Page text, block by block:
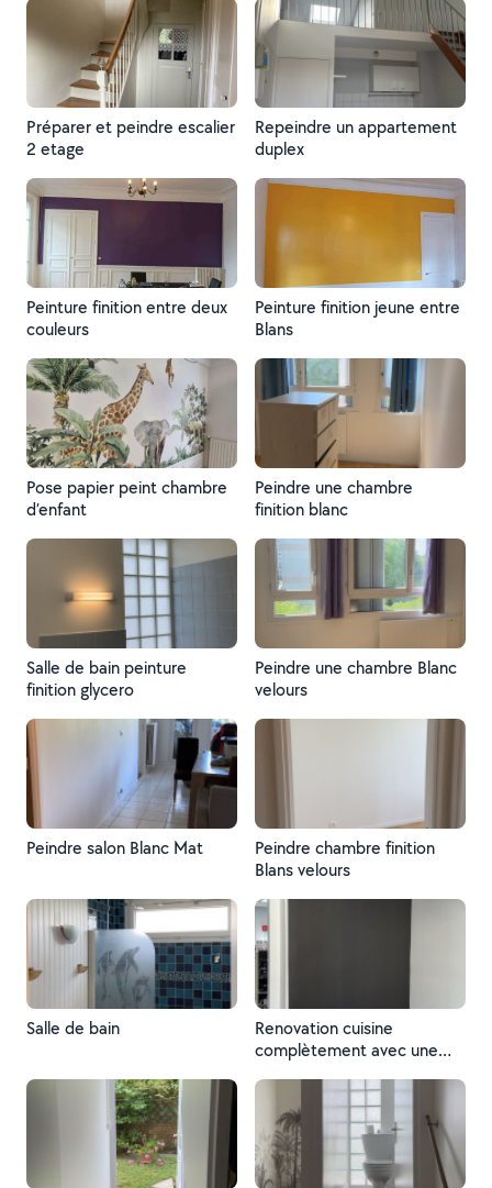
Préparer et peindre escalier
2 etage
Repeindre un appartement
duplex
Peinture finition entre deux
couleurs
Peinture finition jeune entre
Blans
Pose papier peint chambre
d’enfant
Peindre une chambre
finition blanc
Salle de bain peinture
finition glycero
Peindre une chambre Blanc
velours
Peindre salon Blanc Mat
Peindre chambre finition
Blans velours
Salle de bain
Renovation cuisine
complètement avec une